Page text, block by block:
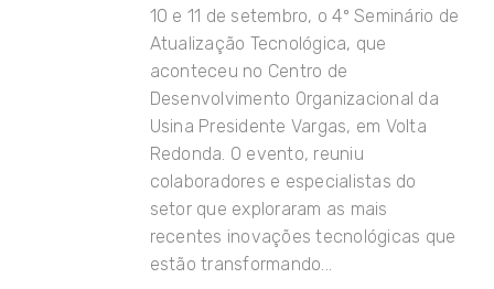
10 e 11 de setembro, o 4º Seminário de
Atualização Tecnológica, que
aconteceu no Centro de
Desenvolvimento Organizacional da
Usina Presidente Vargas, em Volta
Redonda. O evento, reuniu
colaboradores e especialistas do
setor que exploraram as mais
recentes inovações tecnológicas que
estão transformando...